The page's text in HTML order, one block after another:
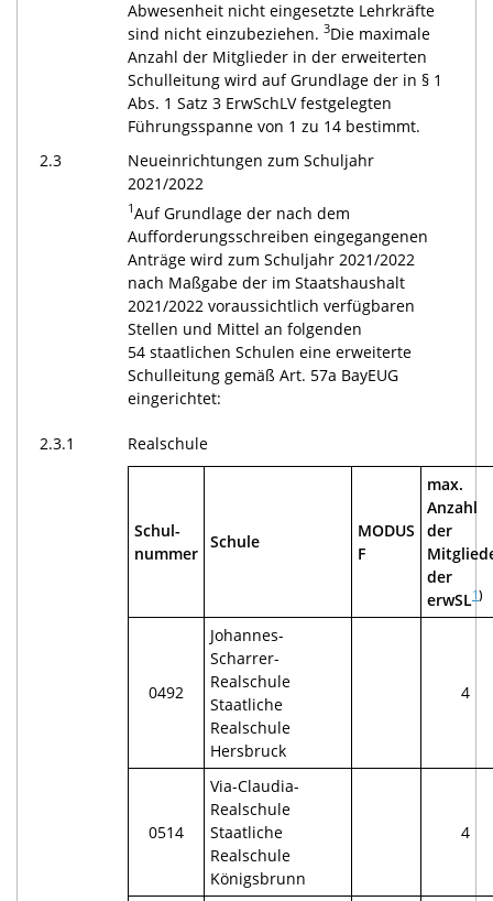
Abwesenheit nicht eingesetzte Lehrkräfte
sind nicht einzubeziehen. 3Die maximale
Anzahl der Mitglieder in der erweiterten
Schulleitung wird auf Grundlage der in § 1
Abs. 1 Satz 3 ErwSchLV festgelegten
Führungsspanne von 1 zu 14 bestimmt.
2.3
Neueinrichtungen zum Schuljahr
2021/2022
1Auf Grundlage der nach dem
Aufforderungsschreiben eingegangenen
Anträge wird zum Schuljahr 2021/2022
nach Maßgabe der im Staatshaushalt
2021/2022 voraussichtlich verfügbaren
Stellen und Mittel an folgenden
54 staatlichen Schulen eine erweiterte
Schulleitung gemäß Art. 57a BayEUG
eingerichtet:
2.3.1 Realschule
Schul-
nummer
Schule
MODUS
F
max.
Anzahl
der
der
erwSL1)
0492
Johannes-
Scharrer-
Realschule
Staatliche
Realschule
Hersbruck
4
0514
Via-Claudia-
Realschule
Staatliche
Realschule
Königsbrunn
4